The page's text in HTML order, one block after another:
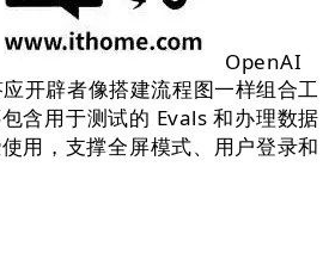
OpenAI
开辟者像搭建流程图一样组合工
含用于测试的 Evals 和办理数据
用，支撑全屏模式、用户登录和